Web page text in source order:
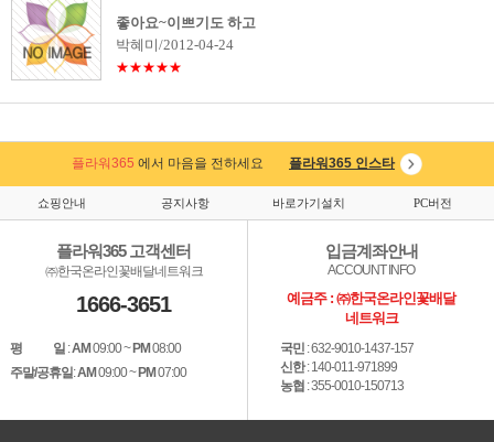
좋아요~이쁘기도 하고
박혜미/2012-04-24
★★★★★
플라워365 에서 마음을 전하세요 플라워365 인스타
쇼핑안내 공지사항 바로가기설치 PC버전
플라워365 고객센터
㈜한국온라인꽃배달네트워크
1666-3651
평 일:AM09:00 ~PM08:00
주말/공휴일:AM09:00 ~PM07:00
입금계좌안내
ACCOUNT INFO
예금주 : ㈜한국온라인꽃배달
네트워크
국민 : 632-9010-1437-157
신한: 140-011-971899
농협 : 355-0010-150713